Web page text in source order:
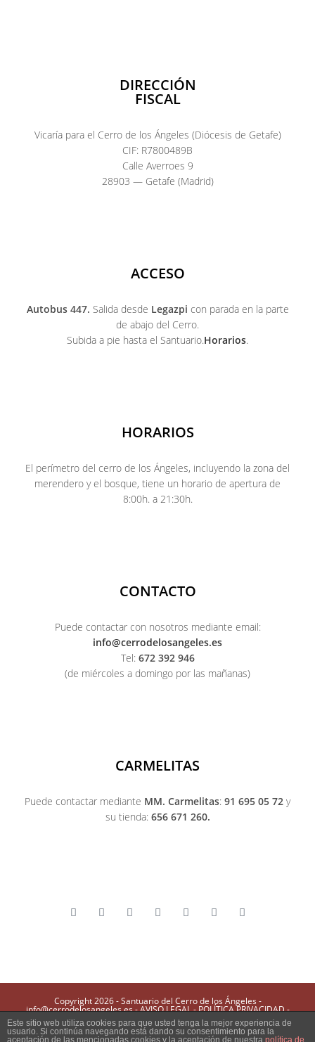
DIRECCIÓN
FISCAL
Vicaría para el Cerro de los Ángeles (Diócesis de Getafe)
CIF: R7800489B
Calle Averroes 9
28903 — Getafe (Madrid)
ACCESO
Autobus 447. Salida desde Legazpi con parada en la parte
de abajo del Cerro.
Subida a pie hasta el Santuario.Horarios.
HORARIOS
El perímetro del cerro de los Ángeles, incluyendo la zona del
merendero y el bosque, tiene un horario de apertura de
8:00h. a 21:30h.
CONTACTO
Puede contactar con nosotros mediante email:
info@cerrodelosangeles.es
Tel: 672 392 946
(de miércoles a domingo por las mañanas)
CARMELITAS
Puede contactar mediante MM. Carmelitas: 91 695 05 72 y
su tienda: 656 671 260.
Copyright 2026 - Santuario del Cerro de los Ángeles -
info@cerrodelosangeles.es -AVISO LEGAL-POLÍTICA PRIVACIDAD-
POLÍTICA COOKIES - POLÍTICA DE ENVÍO, DEVOLUCIONES Y COMPRA
Este sitio web utiliza cookies para que usted tenga la mejor experiencia de
usuario. Si continúa navegando está dando su consentimiento para la
aceptación de las mencionadas cookies y la aceptación de nuestra política de